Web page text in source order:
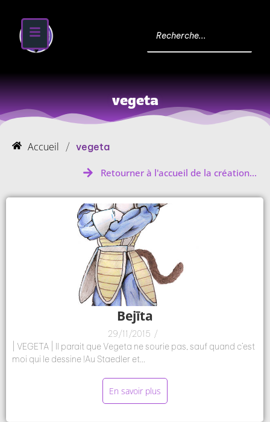
vegeta
Accueil / vegeta
Retourner à l'accueil de la création...
Bejīta
29/11/2015 /
| VEGETA | Il parait que Vegeta ne sourie pas, sauf quand c’est
moi qui le dessine !Au Staedler et...
En savoir plus